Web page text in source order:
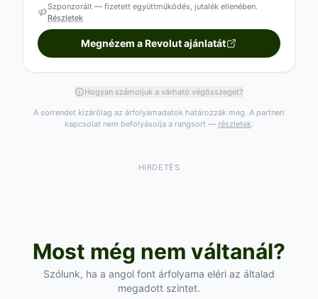
Szponzorált — fizetett együttműködés, jutalék ellenében.
Részletek
Megnézem a Revolut ajánlatát
Hogyan számoljuk a várható végösszeget?
A sorrendet kizárólag az árfolyamadatok határozzák meg. A partneri
kapcsolat nem befolyásolja a rangsort — részletek
HIRDETÉS
Most még nem váltanál?
Szólunk, ha a angol font árfolyama eléri az általad
megadott szintet.